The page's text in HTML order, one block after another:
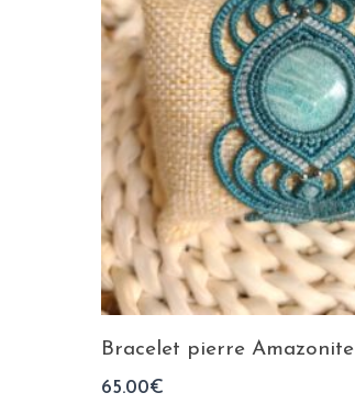
Bracelet pierre Amazonite
65.00€